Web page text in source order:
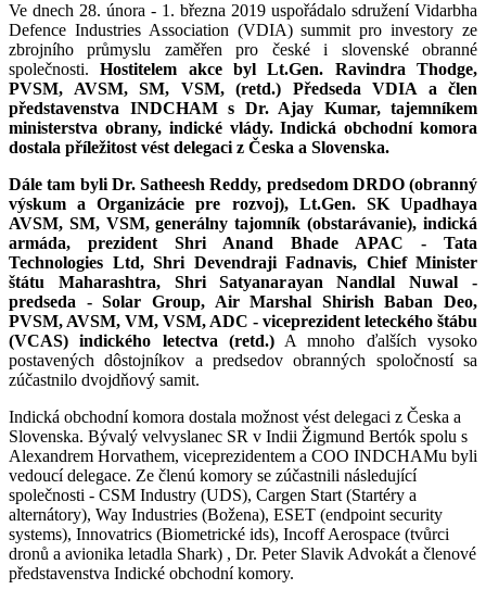
Ve dnech 28. února - 1. března 2019 uspořádalo sdružení Vidarbha
Defence Industries Association (VDIA) summit pro investory ze
zbrojního průmyslu zaměřen pro české i slovenské obranné
společnosti. Hostitelem akce byl Lt.Gen. Ravindra Thodge,
PVSM, AVSM, SM, VSM, (retd.) Předseda VDIA a člen
představenstva INDCHAM s Dr. Ajay Kumar, tajemníkem
ministerstva obrany, indické vlády. Indická obchodní komora
dostala příležitost vést delegaci z Česka a Slovenska.
Dále tam byli Dr. Satheesh Reddy, predsedom DRDO (obranný
výskum a Organizácie pre rozvoj), Lt.Gen. SK Upadhaya
AVSM, SM, VSM, generálny tajomník (obstarávanie), indická
armáda, prezident Shri Anand Bhade APAC - Tata
Technologies Ltd, Shri Devendraji Fadnavis, Chief Minister
štátu Maharashtra, Shri Satyanarayan Nandlal Nuwal -
predseda - Solar Group, Air Marshal Shirish Baban Deo,
PVSM, AVSM, VM, VSM, ADC - viceprezident leteckého štábu
(VCAS) indického letectva (retd.)A mnoho ďalších vysoko
postavených dôstojníkov a predsedov obranných spoločností sa
zúčastnilo dvojdňový samit.
Indická obchodní komora dostala možnost vést delegaci z Česka a
Slovenska. Bývalý velvyslanec SR v Indii Žigmund Bertók spolu s
Alexandrem Horvathem, viceprezidentem a COO INDCHAMu byli
vedoucí delegace. Ze členú komory se zúčastnili následující
společnosti - CSM Industry (UDS), Cargen Start (Startéry a
alternátory), Way Industries (Božena), ESET (endpoint security
systems), Innovatrics (Biometrické ids), Incoff Aerospace (tvůrci
dronů a avionika letadla Shark) , Dr. Peter Slavik Advokát a členové
představenstva Indické obchodní komory.